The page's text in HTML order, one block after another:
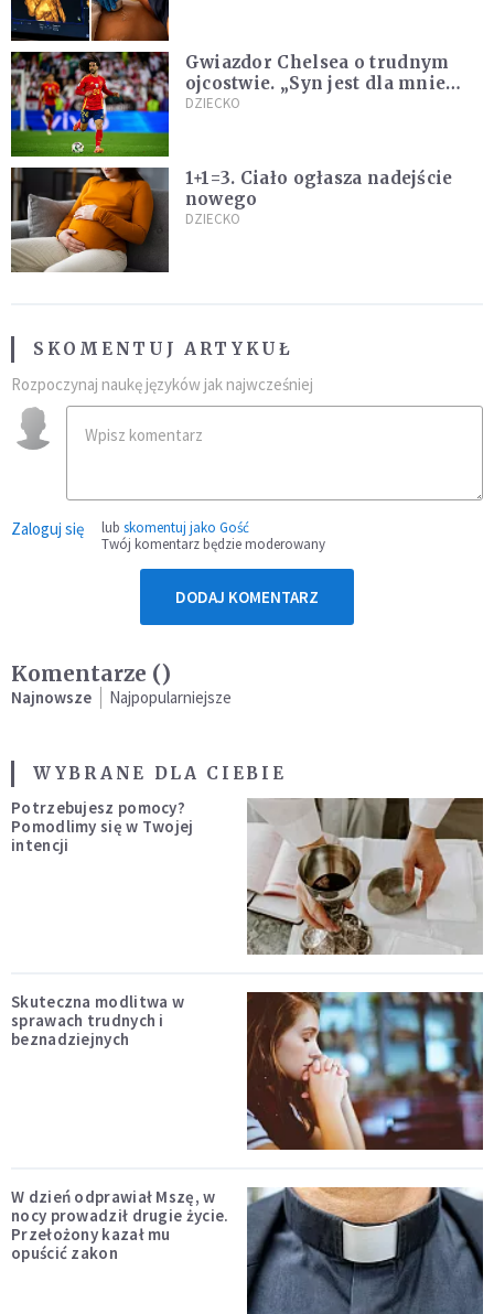
Gwiazdor Chelsea o trudnym
ojcostwie. „Syn jest dla mnie
ważniejszy niż sportowe trofea”
DZIECKO
1+1=3. Ciało ogłasza nadejście
nowego
DZIECKO
SKOMENTUJ ARTYKUŁ
Rozpoczynaj naukę języków jak najwcześniej
Zaloguj się lub skomentuj jako Gość
Twój komentarz będzie moderowany
DODAJ KOMENTARZ
Komentarze ()
Najnowsze Najpopularniejsze
WYBRANE DLA CIEBIE
Potrzebujesz pomocy?
Pomodlimy się w Twojej
intencji
Skuteczna modlitwa w
sprawach trudnych i
beznadziejnych
W dzień odprawiał Mszę, w
nocy prowadził drugie życie.
Przełożony kazał mu
opuścić zakon